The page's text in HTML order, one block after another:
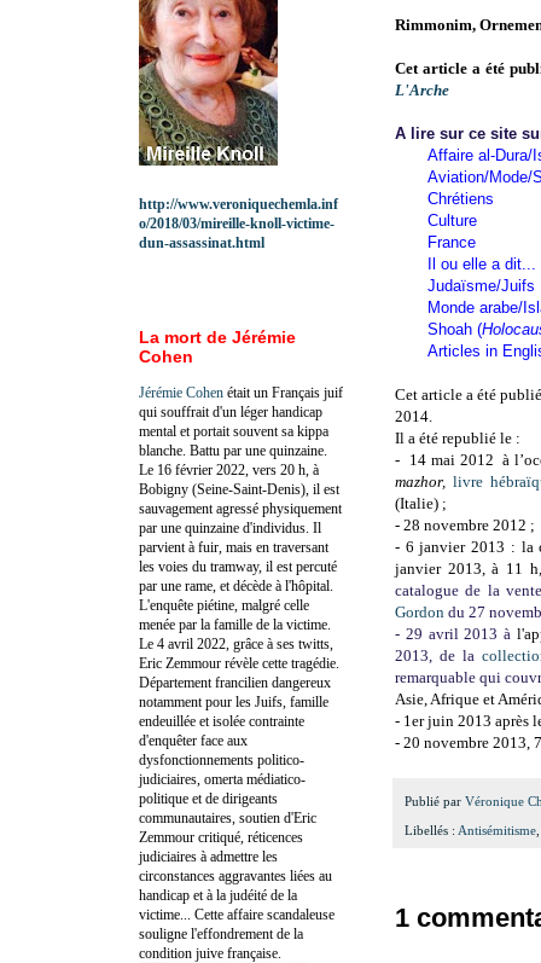
Rimmonim,
Cet article a été
L'Arche
A lire sur ce site
Affaire al-Dura/
Aviation/Mode/
Chrétiens
Culture
France
Il ou elle a dit...
Judaïsme/Juifs
Monde arabe/
Shoah (
Articles in
Cet article a été
2014.
Il a été republié le :
- 14 mai 2012 à
mazhor, livre
(Italie) ;
- 28 novembre 2012 ;
- 6 janvier 2013 : la
janvier 2013, à 11 h,
catalogue de la
Gordon du 27
- 29 avril 2013 à
2013, de la
remarquable qui
Asie, Afrique et
- 1er juin 2013 après
- 20 novembre 2013,
Publié par Véronique
Libellés : Antisémitisme
1
http://www.veroniquechemla.inf
o/2018/03/mireille-knoll-victime-
dun-assassinat.html
La mort de Jérémie
Cohen
Jérémie Cohen était un Français juif
qui souffrait d'un léger handicap
mental et portait souvent sa kippa
blanche. Battu par une quinzaine.
Le 16 février 2022, vers 20 h, à
Bobigny (Seine-Saint-Denis), il est
sauvagement agressé physiquement
par une quinzaine d'individus. Il
parvient à fuir, mais en traversant
les voies du tramway, il est percuté
par une rame, et décède à l'hôpital.
L'enquête piétine, malgré celle
menée par la famille de la victime.
Le 4 avril 2022, grâce à ses twitts,
Eric Zemmour révèle cette tragédie.
Département francilien dangereux
notamment pour les Juifs, famille
endeuillée et isolée contrainte
d'enquêter face aux
dysfonctionnements politico-
judiciaires, omerta médiatico-
politique et de dirigeants
communautaires, soutien d'Eric
Zemmour critiqué, réticences
judiciaires à admettre les
circonstances aggravantes liées au
handicap et à la judéité de la
victime... Cette affaire scandaleuse
souligne l'effondrement de la
condition juive française.